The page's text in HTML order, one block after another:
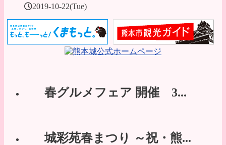
2019-10-22(Tue)
春グルメフェア 開催 3...
城彩苑春まつり ～祝・熊...